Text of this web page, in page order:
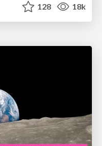
128 18k